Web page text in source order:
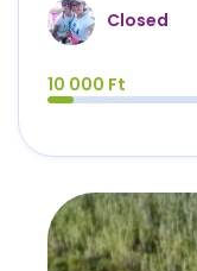
Closed
10 000 Ft